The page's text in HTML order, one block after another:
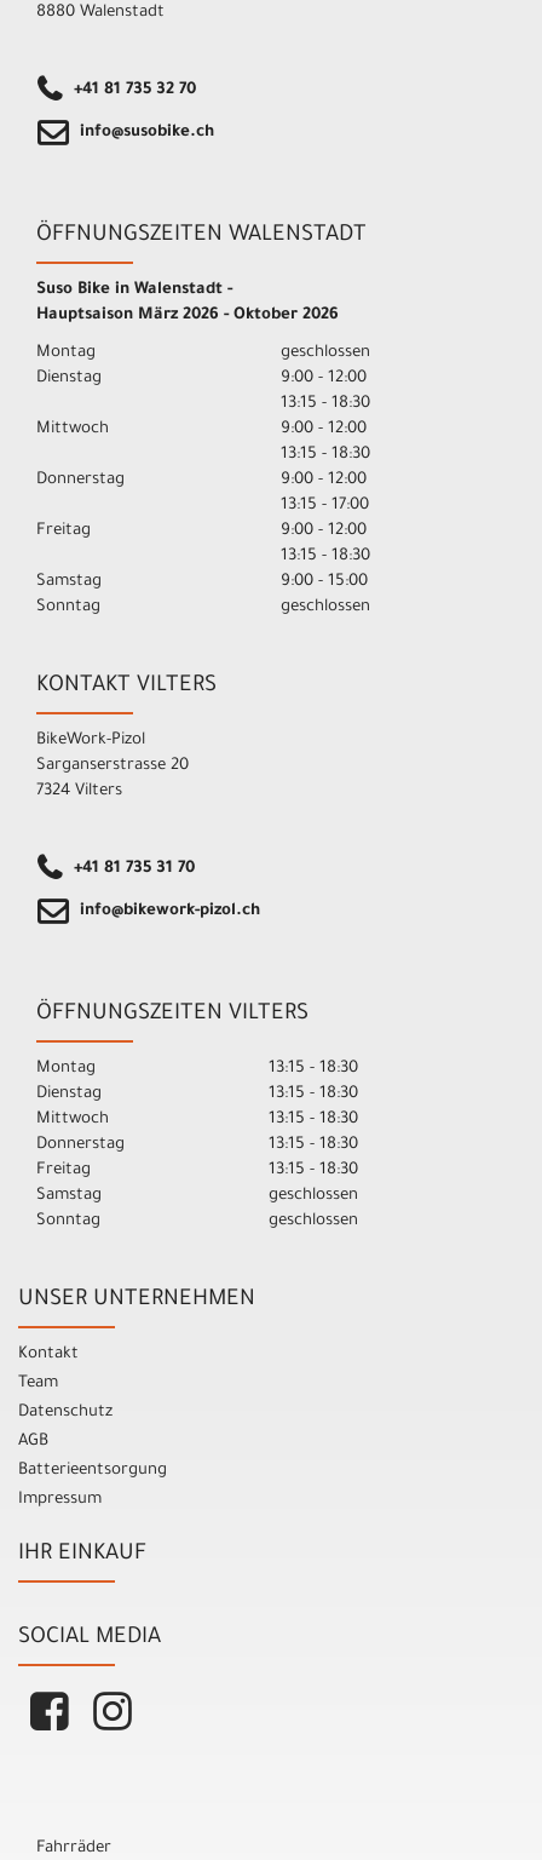
8880 Walenstadt
+41 81 735 32 70
info@susobike.ch
ÖFFNUNGSZEITEN WALENSTADT
Suso Bike in Walenstadt -
Hauptsaison März 2026 - Oktober 2026
Montag
geschlossen
Dienstag
9:00 - 12:00
13:15 - 18:30
Mittwoch
9:00 - 12:00
13:15 - 18:30
Donnerstag
9:00 - 12:00
13:15 - 17:00
Freitag
9:00 - 12:00
13:15 - 18:30
Samstag
9:00 - 15:00
Sonntag
geschlossen
KONTAKT VILTERS
BikeWork-Pizol
Sarganserstrasse 20
7324 Vilters
+41 81 735 31 70
info@bikework-pizol.ch
ÖFFNUNGSZEITEN VILTERS
Montag
13:15 - 18:30
Dienstag
13:15 - 18:30
Mittwoch
13:15 - 18:30
Donnerstag
13:15 - 18:30
Freitag
13:15 - 18:30
Samstag
geschlossen
Sonntag
geschlossen
UNSER UNTERNEHMEN
Kontakt
Team
Datenschutz
AGB
Batterieentsorgung
Impressum
IHR EINKAUF
SOCIAL MEDIA
Fahrräder